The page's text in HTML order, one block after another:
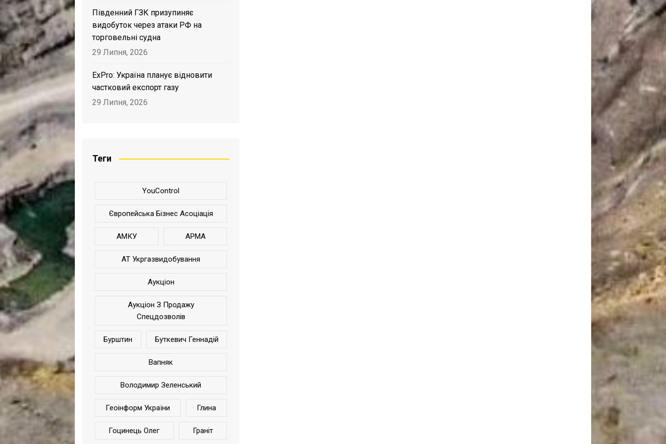
Південний ГЗК призупиняє
видобуток через атаки РФ на
торговельні судна
29 Липня, 2026
ExPro: Україна планує відновити
частковий експорт газу
29 Липня, 2026
Теги
YouControl
Європейська Бізнес Асоціація
АМКУ АРМА
АТ Укргазвидобування
Аукціон
Аукціон З Продажу
Спецдозволів
Бурштин Буткевич Геннадій
Вапняк
Володимир Зеленський
Геоінформ України Глина
Гоцинець Олег Граніт